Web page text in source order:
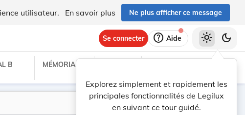
utilisateur. En savoir plus Ne plus afficher ce message
Se connecter help Aide
Explorez simplement et rapidement les
principales fonctionnalités de Legilux
en suivant ce tour guidé.
light_mode dark_mode
B MÉMORIAL C
Lancer la recherche
Filtres